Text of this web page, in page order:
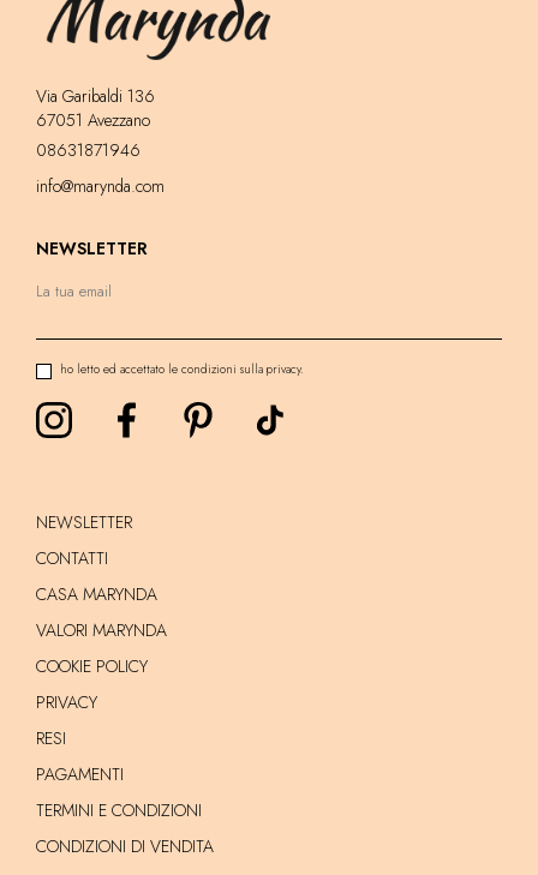
Via Garibaldi 136
67051 Avezzano
08631871946
info@marynda.com
NEWSLETTER
ho letto ed accettato le condizioni sulla privacy.
NEWSLETTER
CONTATTI
CASA MARYNDA
VALORI MARYNDA
COOKIE POLICY
PRIVACY
RESI
PAGAMENTI
TERMINI E CONDIZIONI
CONDIZIONI DI VENDITA